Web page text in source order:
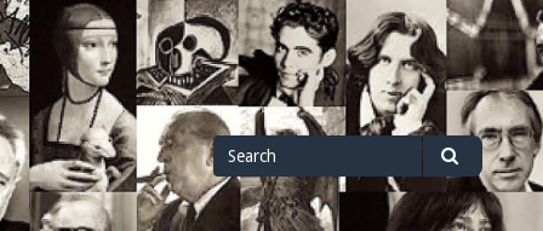
Search
for
Search